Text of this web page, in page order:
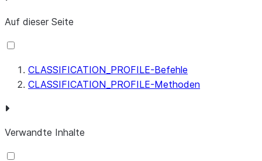
Auf dieser Seite
CLASSIFICATION_PROFILE-Befehle
CLASSIFICATION_PROFILE-Methoden
Verwandte Inhalte